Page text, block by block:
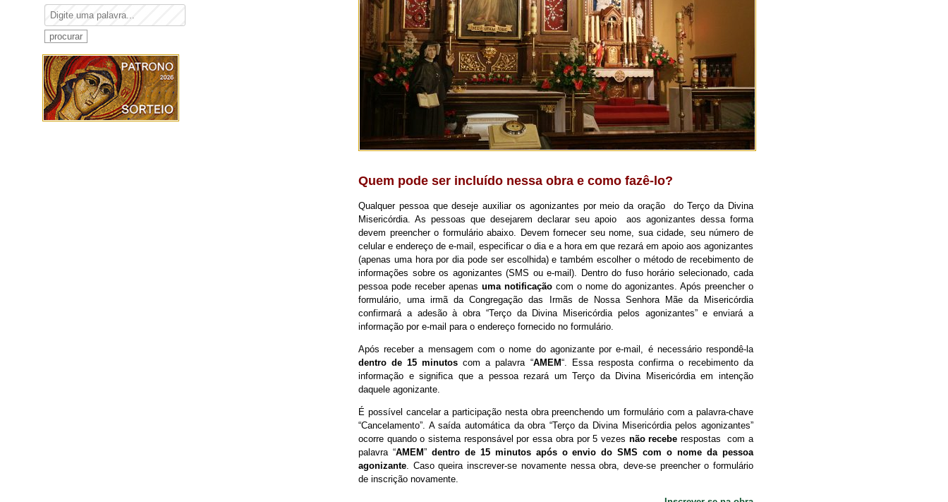
Quem pode ser incluído nessa obra e como fazê-lo?
Qualquer pessoa que deseje auxiliar os agonizantes por meio da oração do Terço da Divina
Misericórdia. As pessoas que desejarem declarar seu apoio aos agonizantes dessa forma
devem preencher o formulário abaixo. Devem fornecer seu nome, sua cidade, seu número de
celular e endereço de e-mail, especificar o dia e a hora em que rezará em apoio aos agonizantes
(apenas uma hora por dia pode ser escolhida) e também escolher o método de recebimento de
informações sobre os agonizantes (SMS ou e-mail). Dentro do fuso horário selecionado, cada
pessoa pode receber apenas uma notificação com o nome do agonizantes. Após preencher o
formulário, uma irmã da Congregação das Irmãs de Nossa Senhora Mãe da Misericórdia
confirmará a adesão à obra “Terço da Divina Misericórdia pelos agonizantes” e enviará a
informação por e-mail para o endereço fornecido no formulário.
Após receber a mensagem com o nome do agonizante por e-mail, é necessário respondê-la
dentro de 15 minutos com a palavra “AMEM“. Essa resposta confirma o recebimento da
informação e significa que a pessoa rezará um Terço da Divina Misericórdia em intenção
daquele agonizante.
É possível cancelar a participação nesta obra preenchendo um formulário com a palavra-chave
“Cancelamento”. A saída automática da obra “Terço da Divina Misericórdia pelos agonizantes”
ocorre quando o sistema responsável por essa obra por 5 vezes não recebe respostas com a
palavra “AMEM” dentro de 15 minutos após o envio do SMS com o nome da pessoa
agonizante. Caso queira inscrever-se novamente nessa obra, deve-se preencher o formulário
de inscrição novamente.